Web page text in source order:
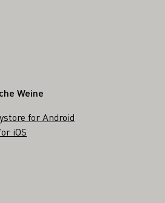
Weine
for Android
iOS